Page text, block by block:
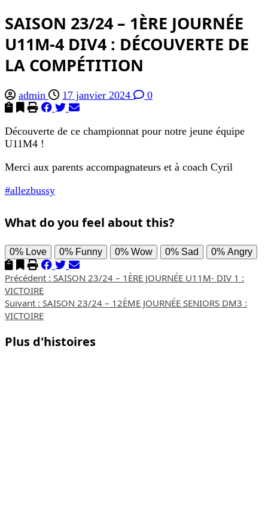
SAISON 23/24 – 1ÈRE JOURNÉE
U11M-4 DIV4 : DÉCOUVERTE DE
LA COMPÉTITION
admin 17 janvier 2024 0
Découverte de ce championnat pour notre jeune équipe
U11M4 !
Merci aux parents accompagnateurs et à coach Cyril
#allezbussy
What do you feel about this?
0% Love 0% Funny 0% Wow 0% Sad 0% Angry
Navigation
d’article
Précédent : SAISON 23/24 – 1ÈRE JOURNÉE U11M- DIV 1 :
VICTOIRE
Suivant : SAISON 23/24 – 12ÈME JOURNÉE SENIORS DM3 :
VICTOIRE
Plus d'histoires